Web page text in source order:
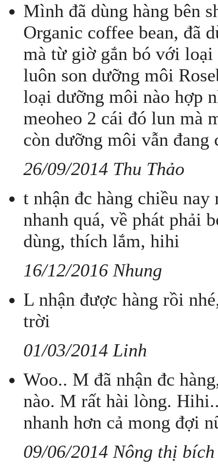
Mình đã dùng hàng bên
Organic coffee bean, đã
mà từ giờ gắn bó với
luôn son dưỡng môi
loại dưỡng môi nào hợp
meoheo 2 cái đó lun mà
còn dưỡng môi vẫn đang
26/09/2014 Thu Thảo
t nhận đc hàng chiều
nhanh quá, về phát phải
dùng, thích lắm, hihi
16/12/2016 Nhung
L nhận được hàng rồi
trời
01/03/2014 Linh
Woo.. M đã nhận đc
nào. M rất hài lòng.
nhanh hơn cả mong đợi
09/06/2014 Nông thị bích